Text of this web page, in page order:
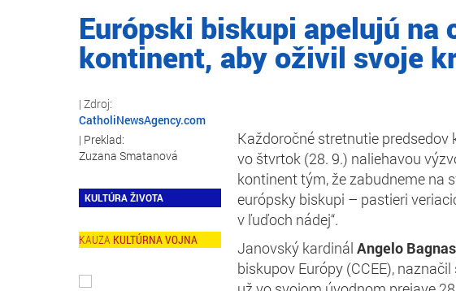
Európski biskupi apelujú na
kontinent, aby oživil svoje
CatholiNewsAgency.com
Zuzana Smatanová
KULTÚRA ŽIVOTA
KULTÚRNA VOJNA
Každoročné stretnutie
vo štvrtok (28. 9.) naliehavou
kontinent tým, že zabudneme na
európsky biskupi – pastieri
v ľuďoch nádej“.
Janovský kardinál Angelo
biskupov Európy (CCEE),